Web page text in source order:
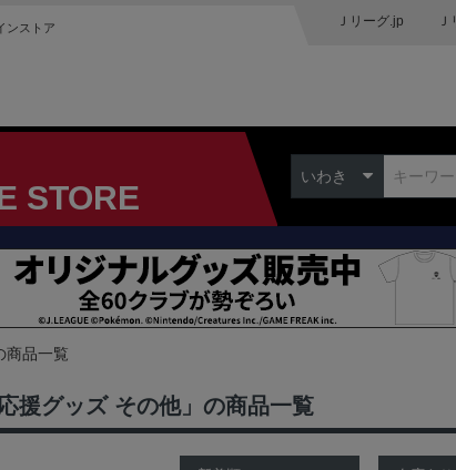
ンストア Ｊリーグ.jp
STORE
いわき
商品一覧
応援グッズ その他」の商品一覧